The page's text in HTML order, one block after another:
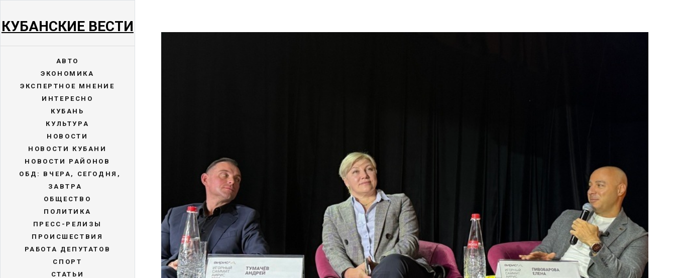
КУБАНСКИЕ ВЕСТИ
АВТО
ЭКОНОМИКА
ЭКСПЕРТНОЕ МНЕНИЕ
ИНТЕРЕСНО
КУБАНЬ
КУЛЬТУРА
НОВОСТИ
НОВОСТИ КУБАНИ
НОВОСТИ РАЙОНОВ
ОБД: ВЧЕРА, СЕГОДНЯ,
ЗАВТРА
ОБЩЕСТВО
ПОЛИТИКА
ПРЕСС-РЕЛИЗЫ
ПРОИСШЕСТВИЯ
РАБОТА ДЕПУТАТОВ
СПОРТ
СТАТЬИ